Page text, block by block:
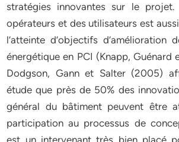
stratégies innovantes sur le projet.
opérateurs et des utilisateurs est
l’atteinte d’objectifs d’amélioration
énergétique en PCI (Knapp, Guénard
Dodgson, Gann et Salter (2005)
étude que près de 50% des
général du bâtiment peuvent être
participation au processus de
est un intervenant très bien placé